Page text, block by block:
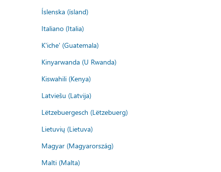
Íslenska (ísland)
Italiano (Italia)
K'iche' (Guatemala)
Kinyarwanda (U Rwanda)
Kiswahili (Kenya)
Latviešu (Latvija)
Lëtzebuergesch (Lëtzebuerg)
Lietuvių (Lietuva)
Magyar (Magyarország)
Malti (Malta)